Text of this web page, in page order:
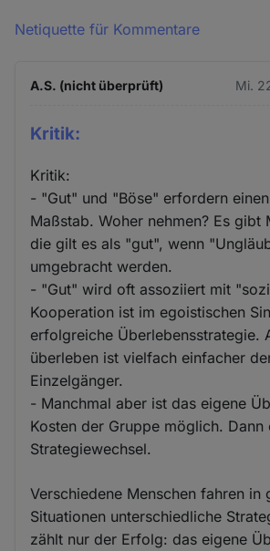
Netiquette für Kommentare
A.S. (nicht überprüft) Mi.
Kritik:
Kritik:
- "Gut" und "Böse" erfordern
Maßstab. Woher nehmen? Es gibt
die gilt es als "gut", wenn
umgebracht werden.
- "Gut" wird oft assoziiert mit
Kooperation ist im egoistischen
erfolgreiche Überlebensstrategie.
überleben ist vielfach einfacher
Einzelgänger.
- Manchmal aber ist das eigene
Kosten der Gruppe möglich.
Strategiewechsel.
Verschiedene Menschen fahren in
Situationen unterschiedliche
zählt nur der Erfolg: das eigene